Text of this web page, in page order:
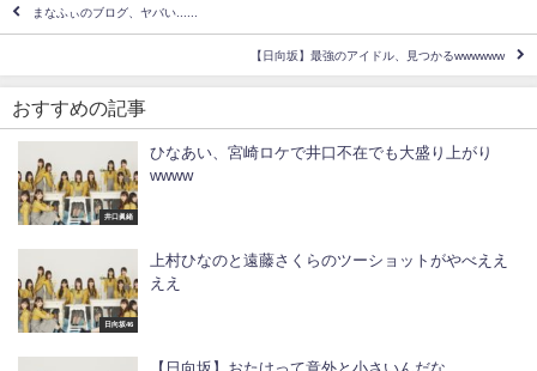
まなふぃのブログ、ヤバい......
【日向坂】最強のアイドル、見つかるwwwwww
おすすめの記事
井口眞緒
ひなあい、宮崎ロケで井口不在でも大盛り上がり
wwww
日向坂46
上村ひなのと遠藤さくらのツーショットがやべええ
ええ